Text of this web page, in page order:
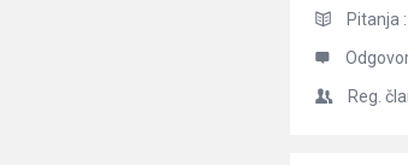
Pitanja :
Reg.